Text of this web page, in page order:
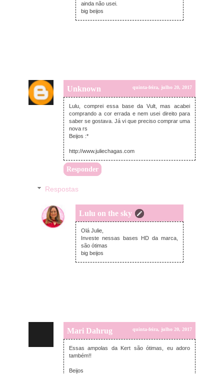
ainda não usei.
big beijos
Unknown quinta-feira, julho 20, 2017
Lulu, comprei essa base da Vult, mas acabei
comprando a cor errada e nem usei direito para
saber se gostava. Já vi que preciso comprar uma
nova rs
Beijos :*
http://www.juliechagas.com
Responder
Respostas
Lulu on the sky
domingo, julho 23, 2017
Olá Julie,
Investe nessas bases HD da marca,
são ótimas
big beijos
Mari Dahrug quinta-feira, julho 20, 2017
Essas ampolas da Kert são ótimas, eu adoro
também!!
Beijos